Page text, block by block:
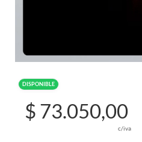
DISPONIBLE
$ 73.050,00
c/iva